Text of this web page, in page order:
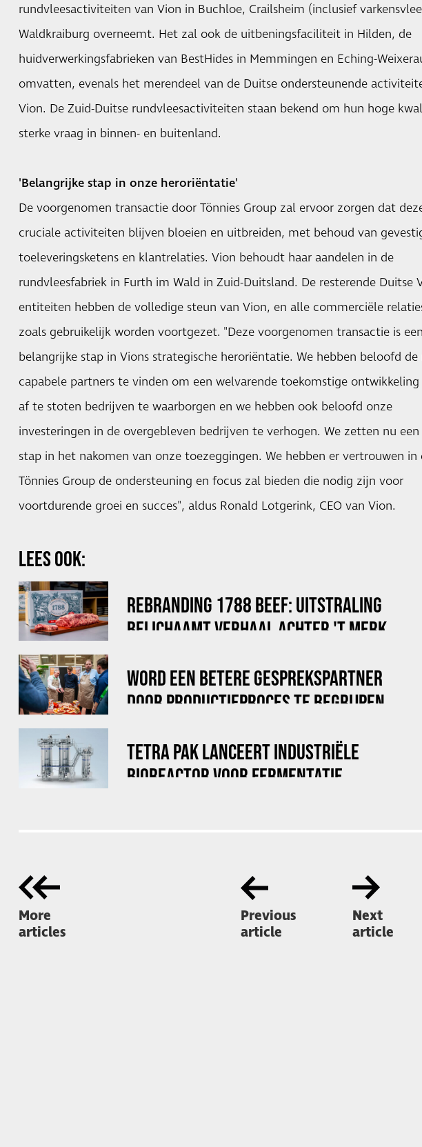
rundvleesactiviteiten van Vion in Buchloe, Crailsheim (inclusief
Waldkraiburg overneemt. Het zal ook de uitbeningsfaciliteit in Hilden, de
huidverwerkingsfabrieken van BestHides in Memmingen en Eching-
omvatten, evenals het merendeel van de Duitse ondersteunende
Vion. De Zuid-Duitse rundvleesactiviteiten staan bekend om hun hoge
sterke vraag in binnen- en buitenland.
'Belangrijke stap in onze heroriëntatie'
De voorgenomen transactie door Tönnies Group zal ervoor zorgen dat
cruciale activiteiten blijven bloeien en uitbreiden, met behoud van
toeleveringsketens en klantrelaties. Vion behoudt haar aandelen in de
rundvleesfabriek in Furth im Wald in Zuid-Duitsland. De resterende Duitse
entiteiten hebben de volledige steun van Vion, en alle commerciële
zoals gebruikelijk worden voortgezet. "Deze voorgenomen transactie is een
belangrijke stap in Vions strategische heroriëntatie. We hebben beloofd de
capabele partners te vinden om een welvarende toekomstige
af te stoten bedrijven te waarborgen en we hebben ook beloofd onze
investeringen in de overgebleven bedrijven te verhogen. We zetten nu
stap in het nakomen van onze toezeggingen. We hebben er vertrouwen in
Tönnies Group de ondersteuning en focus zal bieden die nodig zijn voor
voortdurende groei en succes", aldus Ronald Lotgerink, CEO van Vion.
LEES OOK:
REBRANDING 1788 BEEF: UITSTRALING
BELICHAAMT VERHAAL ACHTER 'T MERK
WORD EEN BETERE GESPREKSPARTNER
DOOR PRODUCTIEPROCES TE BEGRIJPEN
TETRA PAK LANCEERT INDUSTRIËLE
BIOREACTOR VOOR FERMENTATIE
More
articles
Previous
article
Next
article